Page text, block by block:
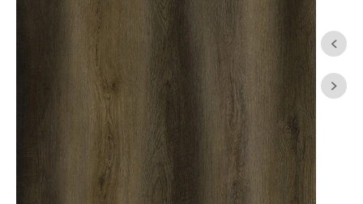

